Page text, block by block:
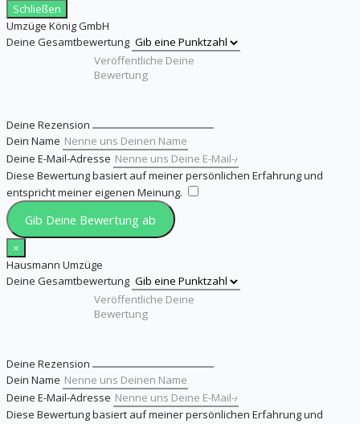
Schließen
Umzüge König GmbH
Deine Gesamtbewertung
Deine Rezension
Dein Name
Deine E-Mail-Adresse
Diese Bewertung basiert auf meiner persönlichen Erfahrung und
entspricht meiner eigenen Meinung.
Gib Deine Bewertung ab
×
Hausmann Umzüge
Deine Gesamtbewertung
Deine Rezension
Dein Name
Deine E-Mail-Adresse
Diese Bewertung basiert auf meiner persönlichen Erfahrung und